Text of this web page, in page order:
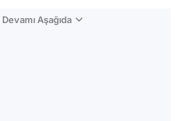
Aşağıda